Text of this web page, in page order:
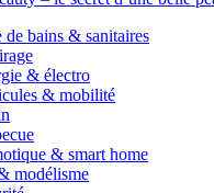
de bains & sanitaires
& électro
& mobilité
& smart home
modélisme